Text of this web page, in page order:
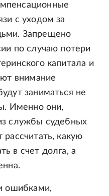
с уходом за
Запрещено
по случаю потери
капитала и
внимание
заниматься не
Именно они,
службы судебных
какую
в счет долга, а
ошибками,